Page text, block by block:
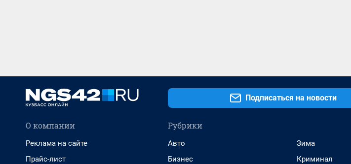
Подписаться на новости
О компании
Реклама на сайте
Прайс-лист
Рубрики
Авто
Бизнес
Зима
Криминал